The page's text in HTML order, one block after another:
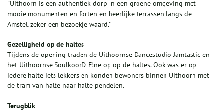
”Uithoorn is een authentiek dorp in een groene omgeving met
mooie monumenten en forten en heerlijke terrassen langs de
Amstel, zeker een bezoekje waard.”
Gezelligheid op de haltes
Tijdens de opening traden de Uithoornse Dancestudio Jamtastic en
het Uithoornse SoulkoorD-F!ne op op de haltes. Ook was er op
iedere halte iets lekkers en konden bewoners binnen Uithoorn met
de tram van halte naar halte pendelen.
Terugblik